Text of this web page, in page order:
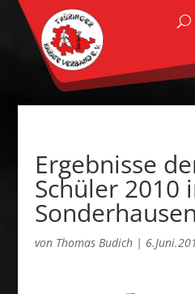
Ergebnisse
Schüler 2010
Sonderhausen
von Thomas Budich|